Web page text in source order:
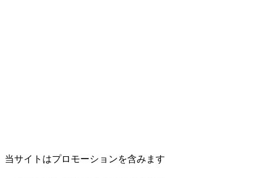
当サイトはプロモーションを含みます